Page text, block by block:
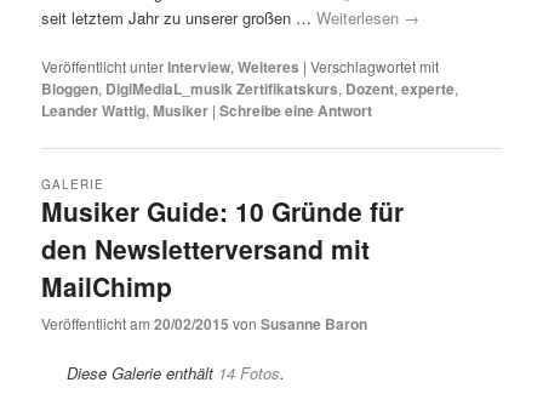
seit letztem Jahr zu unserer großen …Weiterlesen →
Veröffentlicht unterInterview,Weiteres |Verschlagwortet mit
Bloggen, DigiMediaL_musik Zertifikatskurs, Dozent,experte,
Leander Wattig,Musiker |Schreibe eine Antwort
Musiker Guide: 10 Gründe für
den Newsletterversand mit
MailChimp
GALERIE
Veröffentlicht am20/02/2015 vonSusanne Baron
Diese Galerie enthält 14 Fotos.